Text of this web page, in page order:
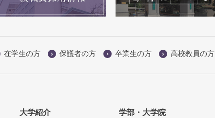
在学生の方 保護者の方 卒業生の方 高校教員の方
大学紹介 学部・大学院